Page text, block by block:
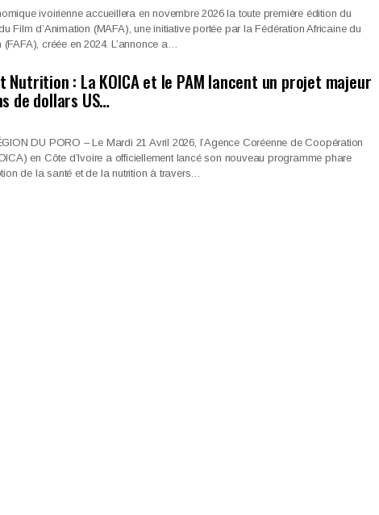
ivoirienne accueillera en novembre 2026 la toute première édition du
Film d’Animation (MAFA), une initiative portée par la Fédération Africaine du
(FAFA), créée en 2024. L’annonce a…
Nutrition : La KOICA et le PAM lancent un projet majeur
de dollars US…
DU PORO – Le Mardi 21 Avril 2026, l’Agence Coréenne de Coopération
en Côte d’Ivoire a officiellement lancé son nouveau programme phare
de la santé et de la nutrition à travers…